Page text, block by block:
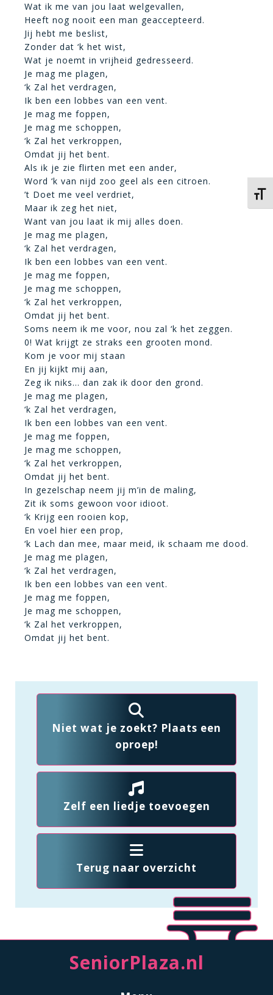
Wat ik me van jou laat welgevallen,
Heeft nog nooit een man geaccepteerd.
Jij hebt me beslist,
Zonder dat ‘k het wist,
Wat je noemt in vrijheid gedresseerd.
Je mag me plagen,
‘k Zal het verdragen,
Ik ben een lobbes van een vent.
Je mag me foppen,
Je mag me schoppen,
‘k Zal het verkroppen,
Omdat jij het bent.
Als ik je zie flirten met een ander,
Word ‘k van nijd zoo geel als een citroen.
’t Doet me veel verdriet,
Maar ik zeg het niet,
Want van jou laat ik mij alles doen.
Je mag me plagen,
‘k Zal het verdragen,
Ik ben een lobbes van een vent.
Je mag me foppen,
Je mag me schoppen,
‘k Zal het verkroppen,
Omdat jij het bent.
Soms neem ik me voor, nou zal ‘k het zeggen.
0! Wat krijgt ze straks een grooten mond.
Kom je voor mij staan
En jij kijkt mij aan,
Zeg ik niks… dan zak ik door den grond.
Je mag me plagen,
‘k Zal het verdragen,
Ik ben een lobbes van een vent.
Je mag me foppen,
Je mag me schoppen,
‘k Zal het verkroppen,
Omdat jij het bent.
In gezelschap neem jij m’in de maling,
Zit ik soms gewoon voor idioot.
‘k Krijg een rooien kop,
En voel hier een prop,
‘k Lach dan mee, maar meid, ik schaam me dood.
Je mag me plagen,
‘k Zal het verdragen,
Ik ben een lobbes van een vent.
Je mag me foppen,
Je mag me schoppen,
‘k Zal het verkroppen,
Omdat jij het bent.
Niet wat je zoekt? Plaats een
oproep!
Zelf een liedje toevoegen
Terug naar overzicht
SeniorPlaza.nl